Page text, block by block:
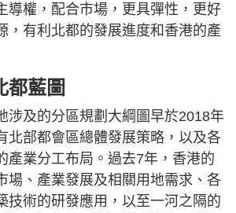
導權，配合市場，更具彈性，更好
，有利北都的發展進度和香港的產
都藍圖
涉及的分區規劃大綱圖早於2018年
北部都會區總體發展策略，以及各
產業分工布局。過去7年，香港的
場、產業發展及相關用地需求、各
技術的研發應用，以至一河之隔的